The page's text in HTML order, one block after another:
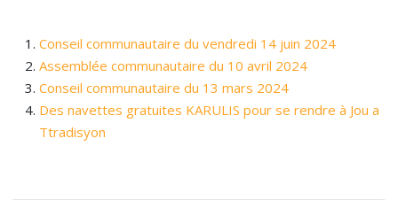
Conseil communautaire du vendredi 14 juin 2024
Assemblée communautaire du 10 avril 2024
Conseil communautaire du 13 mars 2024
Des navettes gratuites KARULIS pour se rendre à Jou a
Ttradisyon